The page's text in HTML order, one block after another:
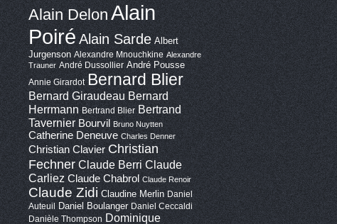
Alain DelonAlain
Poiré Alain Sarde Albert
Jurgenson Alexandre Mnouchkine Alexandre
Trauner André Dussollier André Pousse
Annie Girardot Bernard Blier
Bernard Giraudeau Bernard
Herrmann Bertrand Blier Bertrand
Tavernier Bourvil Bruno Nuytten
Catherine Deneuve Charles Denner
Christian Clavier Christian
Fechner Claude Berri Claude
Carliez Claude Chabrol Claude Renoir
Claude Zidi Claudine Merlin Daniel
Auteuil
Daniel Boulanger Daniel Ceccaldi
Danièle Thompson Dominique